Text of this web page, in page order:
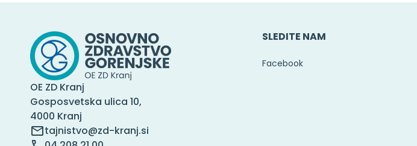
OE ZD Kranj
Gosposvetska ulica 10,
4000 Kranj
tajnistvo@zd-kranj.si
SLEDITE NAM
Facebook